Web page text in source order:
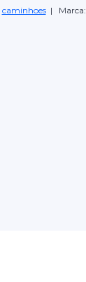
caminhoes| Marca: